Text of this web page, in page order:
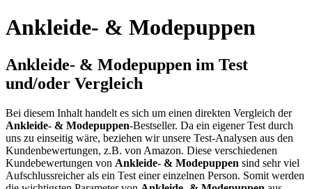
Ankleide- & Modepuppen
Ankleide- & Modepuppen im Test
und/oder Vergleich
Bei diesem Inhalt handelt es sich um einen direkten Vergleich der
Ankleide- & Modepuppen-Bestseller. Da ein eigener Test durch
uns zu einseitig wäre, beziehen wir unsere Test-Analysen aus den
Kundenbewertungen, z.B. von Amazon. Diese verschiedenen
Kundebewertungen von Ankleide- & Modepuppen sind sehr viel
Aufschlussreicher als ein Test einer einzelnen Person. Somit werden